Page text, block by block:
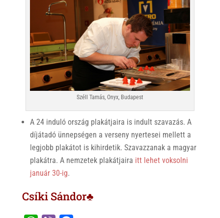
Széll Tamás, Onyx, Budapest
A 24 induló ország plakátjaira is indult szavazás. A
díjátadó ünnepségen a verseny nyertesei mellett a
legjobb plakátot is kihirdetik. Szavazzanak a magyar
plakátra. A nemzetek plakátjaira itt lehet voksolni
január 30-ig.
Csíki Sándor♣